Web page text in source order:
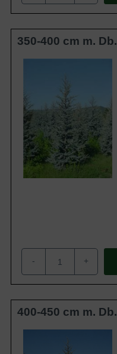
350-400 cm m. Db.
- +
400-450 cm m. Db.